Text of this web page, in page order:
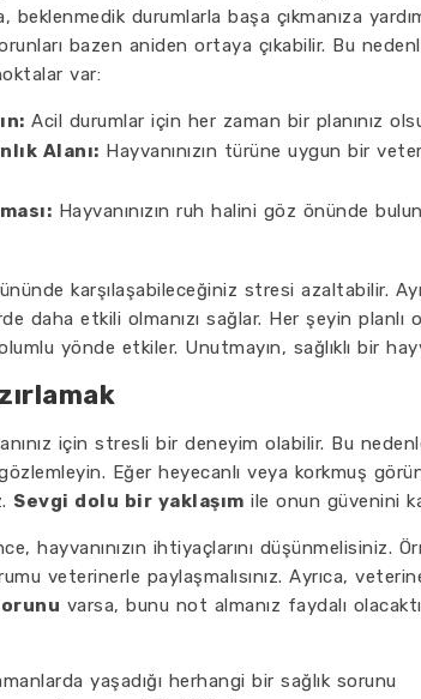
beklenmedik durumlarla başa çıkmanıza
bazen aniden ortaya çıkabilir. Bu
var:
Acil durumlar için her zaman bir planınız
Alanı: Hayvanınızın türüne uygun bir
Hayvanınızın ruh halini göz önünde
karşılaşabileceğiniz stresi azaltabilir.
daha etkili olmanızı sağlar. Her şeyin planlı
yönde etkiler. Unutmayın, sağlıklı bir
için stresli bir deneyim olabilir. Bu
Eğer heyecanlı veya korkmuş
Sevgi dolu bir yaklaşım ile onun güvenini
hayvanınızın ihtiyaçlarını düşünmelisiniz.
veterinerle paylaşmalısınız. Ayrıca,
varsa, bunu not almanız faydalı
yaşadığı herhangi bir sağlık sorunu